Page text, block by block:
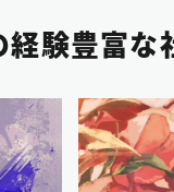
験豊富な